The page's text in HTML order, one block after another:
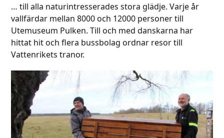
… till alla naturintresserades stora glädje. Varje år
vallfärdar mellan 8000 och 12000 personer till
Utemuseum Pulken. Till och med danskarna har
hittat hit och flera bussbolag ordnar resor till
Vattenrikets tranor.